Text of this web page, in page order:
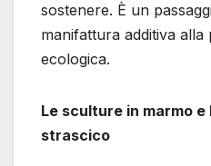
sostenere. È un
manifattura additiva alla
ecologica.
Le sculture in marmo
strascico